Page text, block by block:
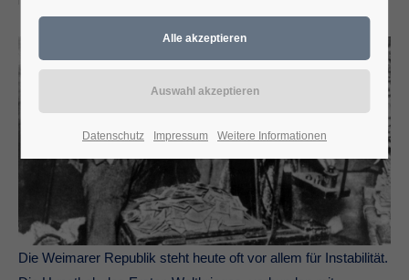
Die Weimarer Republik steht heute oft vor allem für Instabilität.
Datenschutz Impressum Weitere Informationen